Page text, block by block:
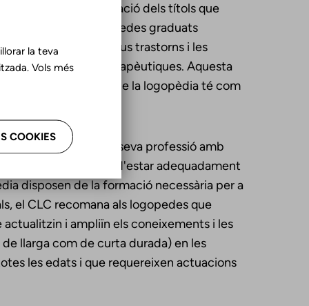
per a la verificació dels títols que
palès que els logopedes graduats
orofacials, els seus trastorns i les
i les estratègies terapèutiques. Aquesta
que declaren que la logopèdia té com
han d’exercir la seva professió amb
població han d'estar adequadament
disposen de la formació necessària per a
el CLC recomana als logopedes que
actualitzin i ampliïn els coneixements i les
llarga com de curta durada) en les
les edats i que requereixen actuacions
la teva
Vols més
COOKIES